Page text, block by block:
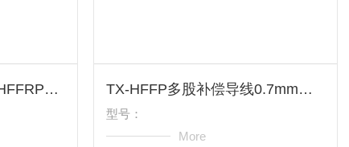
S型热电偶补偿导线TX-HFFRP载流量88A TX-HFFP多股补偿导线0.7mm屏蔽层厚度
型号：
More